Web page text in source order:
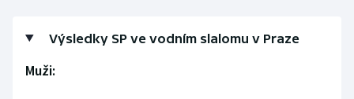
Výsledky SP ve vodním slalomu v Praze
Muži: